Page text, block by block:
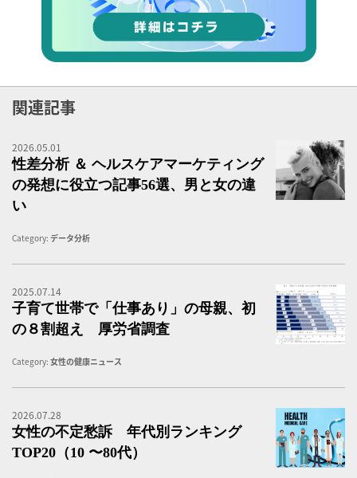
関連記事
2026.05.01
性差分析 ＆ ヘルスケアマーケティング
の発想に役立つ記事56選、男と女の違
い
Category: データ分析
2025.07.14
子育て世帯で「仕事あり」の母親、初
の８割超え 厚労省調査
Category: 女性の健康ニュース
2026.07.28
女性の不定愁訴 年代別ランキング
TOP20（10 〜80代）